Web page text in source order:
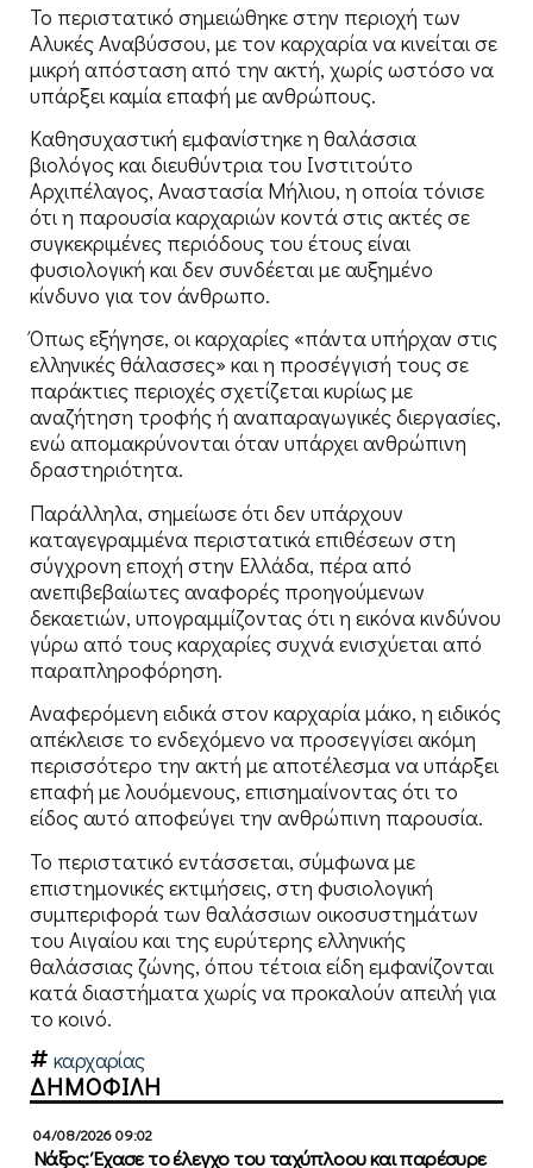
Το περιστατικό σημειώθηκε στην περιοχή των
Αλυκές Αναβύσσου, με τον καρχαρία να κινείται σε
μικρή απόσταση από την ακτή, χωρίς ωστόσο να
υπάρξει καμία επαφή με ανθρώπους.
Καθησυχαστική εμφανίστηκε η θαλάσσια
βιολόγος και διευθύντρια του Ινστιτούτο
Αρχιπέλαγος, Αναστασία Μήλιου, η οποία τόνισε
ότι η παρουσία καρχαριών κοντά στις ακτές σε
συγκεκριμένες περιόδους του έτους είναι
φυσιολογική και δεν συνδέεται με αυξημένο
κίνδυνο για τον άνθρωπο.
Όπως εξήγησε, οι καρχαρίες «πάντα υπήρχαν στις
ελληνικές θάλασσες» και η προσέγγισή τους σε
παράκτιες περιοχές σχετίζεται κυρίως με
αναζήτηση τροφής ή αναπαραγωγικές διεργασίες,
ενώ απομακρύνονται όταν υπάρχει ανθρώπινη
δραστηριότητα.
Παράλληλα, σημείωσε ότι δεν υπάρχουν
καταγεγραμμένα περιστατικά επιθέσεων στη
σύγχρονη εποχή στην Ελλάδα, πέρα από
ανεπιβεβαίωτες αναφορές προηγούμενων
δεκαετιών, υπογραμμίζοντας ότι η εικόνα κινδύνου
γύρω από τους καρχαρίες συχνά ενισχύεται από
παραπληροφόρηση.
Αναφερόμενη ειδικά στον καρχαρία μάκο, η ειδικός
απέκλεισε το ενδεχόμενο να προσεγγίσει ακόμη
περισσότερο την ακτή με αποτέλεσμα να υπάρξει
επαφή με λουόμενους, επισημαίνοντας ότι το
είδος αυτό αποφεύγει την ανθρώπινη παρουσία.
Το περιστατικό εντάσσεται, σύμφωνα με
επιστημονικές εκτιμήσεις, στη φυσιολογική
συμπεριφορά των θαλάσσιων οικοσυστημάτων
του Αιγαίου και της ευρύτερης ελληνικής
θαλάσσιας ζώνης, όπου τέτοια είδη εμφανίζονται
κατά διαστήματα χωρίς να προκαλούν απειλή για
το κοινό.
καρχαρίας
ΔΗΜΟΦΙΛΗ
04/08/2026 09:02
Νάξος: Έχασε το έλεγχο του ταχύπλοου και παρέσυρε